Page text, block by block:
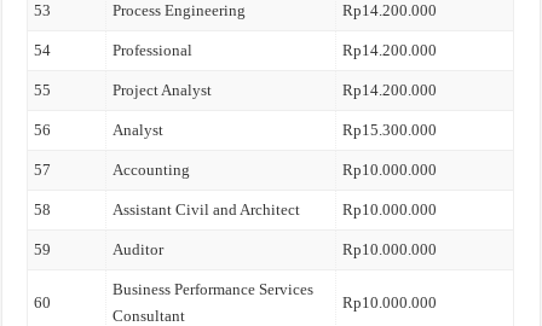
53 Process Engineering Rp14.200.000
54 Professional Rp14.200.000
55 Project Analyst Rp14.200.000
56 Analyst Rp15.300.000
57 Accounting Rp10.000.000
58 Assistant Civil and Architect Rp10.000.000
59 Auditor Rp10.000.000
60
Business Performance Services
Consultant
Rp10.000.000